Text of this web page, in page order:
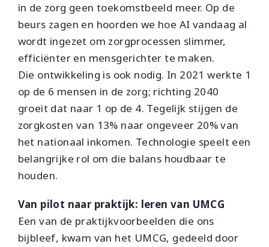
in de zorg geen toekomstbeeld meer. Op de
beurs zagen en hoorden we hoe AI vandaag al
wordt ingezet om zorgprocessen slimmer,
efficiënter en mensgerichter te maken.
Die ontwikkeling is ook nodig. In 2021 werkte 1
op de 6 mensen in de zorg; richting 2040
groeit dat naar 1 op de 4. Tegelijk stijgen de
zorgkosten van 13% naar ongeveer 20% van
het nationaal inkomen. Technologie speelt een
belangrijke rol om die balans houdbaar te
houden.
Van pilot naar praktijk: leren van UMCG
Een van de praktijkvoorbeelden die ons
bijbleef, kwam van het UMCG, gedeeld door